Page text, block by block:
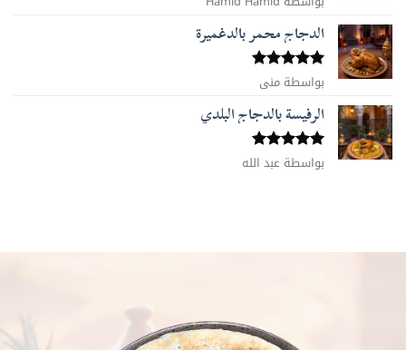
5من 5
الدجاج محمر بالدغميرة
تم التقييم
5من 5
بواسطة منى
الرفيسة بالدجاج البلدي
تم التقييم
5من 5
بواسطة عبد الله